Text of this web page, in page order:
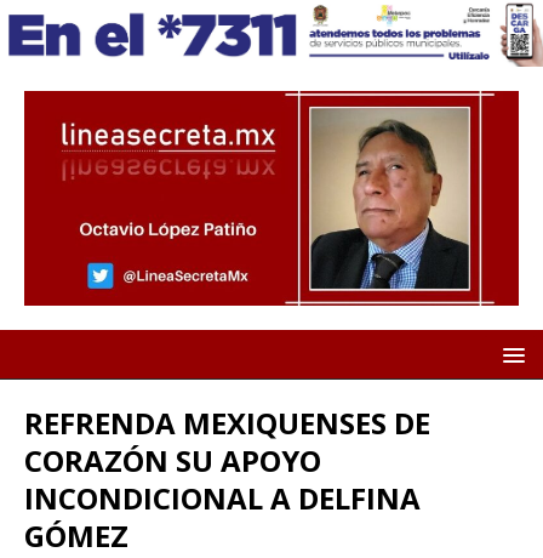
REFRENDA MEXIQUENSES DE
CORAZÓN SU APOYO
INCONDICIONAL A DELFINA
GÓMEZ